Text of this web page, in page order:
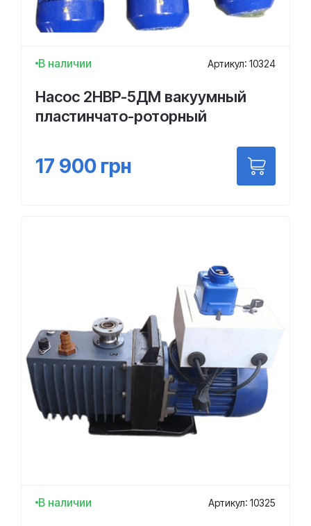
В наличии Артикул: 10324
Насос 2НВР-5ДМ вакуумный
пластинчато-роторный
17 900 грн
В наличии Артикул: 10325